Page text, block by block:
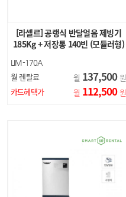
[라셀르] 공랭식 반달얼음 제빙기
185Kg + 저장통 140빈 (모듈러형)
LIM-170A
월 렌탈료 월 137,500 원
카드혜택가
월 112,500 원